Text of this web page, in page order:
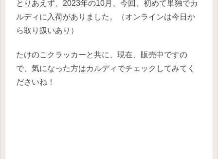
とりあえず、2023年の10月、今回、初めて単独でカ
ルディに入荷がありました。（オンラインは今日か
ら取り扱いあり）
たけのこクラッカーと共に、現在、販売中ですの
で、気になった方はカルディでチェックしてみてく
ださいね！